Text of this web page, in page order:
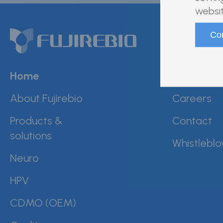
Home
About Fujirebio
Products &
solutions
Neuro
HPV
CDMO (OEM)
Careers
Contact